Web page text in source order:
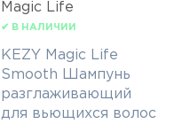
Magic Life
✔ В НАЛИЧИИ
KEZY Magic Life
Smooth Шампунь
разглаживающий
для вьющихся волос